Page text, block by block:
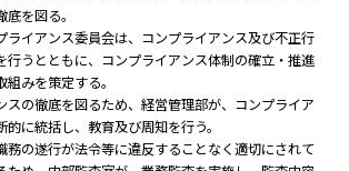
を図る。
ライアンス委員会は、コンプライアンス及び不正行
行うとともに、コンプライアンス体制の確立・推進
みを策定する。
スの徹底を図るため、経営管理部が、コンプライア
に統括し、教育及び周知を行う。
務の遂行が法令等に違反することなく適切にされて